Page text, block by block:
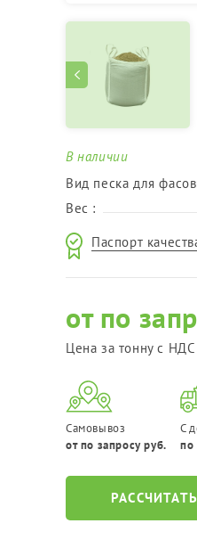
В наличии
Вид песка для
Вес :
Паспорт
от по
Цена за тонну с НДС
Самовывоз
от по запросу руб.
С
по